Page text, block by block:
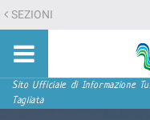
Salta
ai
contenuti.
Salta
alla
SEZIONI
Sezioni
Sito Ufficiale di Informazione
Tagliata
menu